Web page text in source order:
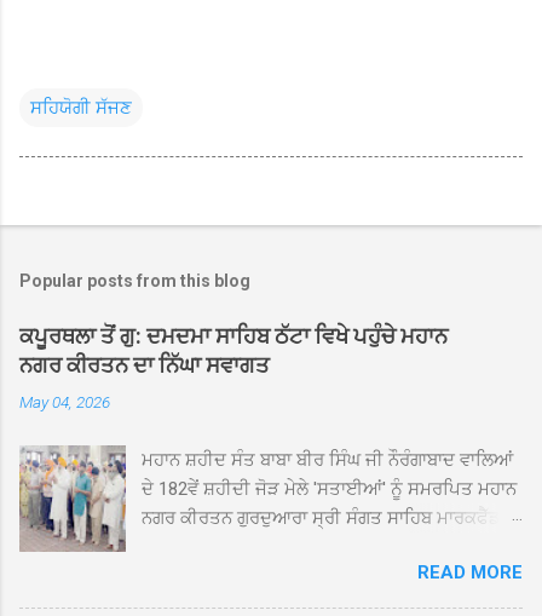
ਸਹਿਯੋਗੀ ਸੱਜਣ
Popular posts from this blog
ਕਪੂਰਥਲਾ ਤੋਂ ਗੁ: ਦਮਦਮਾ ਸਾਹਿਬ ਠੱਟਾ ਵਿਖੇ ਪਹੁੰਚੇ ਮਹਾਨ
ਨਗਰ ਕੀਰਤਨ ਦਾ ਨਿੱਘਾ ਸਵਾਗਤ
May 04, 2026
ਮਹਾਨ ਸ਼ਹੀਦ ਸੰਤ ਬਾਬਾ ਬੀਰ ਸਿੰਘ ਜੀ ਨੌਰੰਗਾਬਾਦ ਵਾਲਿਆਂ
ਦੇ 182ਵੇਂ ਸ਼ਹੀਦੀ ਜੋੜ ਮੇਲੇ 'ਸਤਾਈਆਂ' ਨੂੰ ਸਮਰਪਿਤ ਮਹਾਨ
ਨਗਰ ਕੀਰਤਨ ਗੁਰਦੁਆਰਾ ਸ੍ਰੀ ਸੰਗਤ ਸਾਹਿਬ ਮਾਰਕਫੈੱਡ
ਸਰਪ੍ਰਸਤੀ ਹੇਠ, ਪੰਜ ਪਿਆਰਿਆਂ ਦੀ ਅਗਵਾਈ ਵਿੱਚ
ਮਹੱਲਾ ਸੰਤਪੁਰਾ ਤੋਂ ਪ੍ਰਾਰੰਭ ਹੋ ਕੇ ਪਿੰਡ ਭਗਤਪੁਰ,
READ MORE